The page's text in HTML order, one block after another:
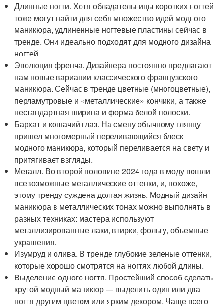
Длинные ногти. Хотя обладательницы коротких ногтей
тоже могут найти для себя множество идей модного
маникюра, удлиненные ногтевые пластины сейчас в
тренде. Они идеально подходят для модного дизайна
ногтей.
Эволюция френча. Дизайнера постоянно предлагают
нам новые вариации классического французского
маникюра. Сейчас в тренде цветные (многоцветные),
перламутровые и «металлические» кончики, а также
нестандартная ширина и форма белой полоски.
Бархат и кошачий глаз. На смену обычному глянцу
пришел многомерный переливающийся блеск
модного маникюра, который переливается на свету и
притягивает взгляды.
Металл. Во второй половине 2024 года в моду вошли
всевозможные металлические оттенки, и, похоже,
этому тренду суждена долгая жизнь. Модный дизайн
маникюра в металлических тонах можно выполнять в
разных техниках: мастера используют
металлизированные лаки, втирки, фольгу, объемные
украшения.
Изумруд и олива. В тренде глубокие зеленые оттенки,
которые хорошо смотрятся на ногтях любой длины.
Выделение одного ногтя. Простейший способ сделать
крутой модный маникюр — выделить один или два
ногтя другим цветом или ярким декором. Чаще всего